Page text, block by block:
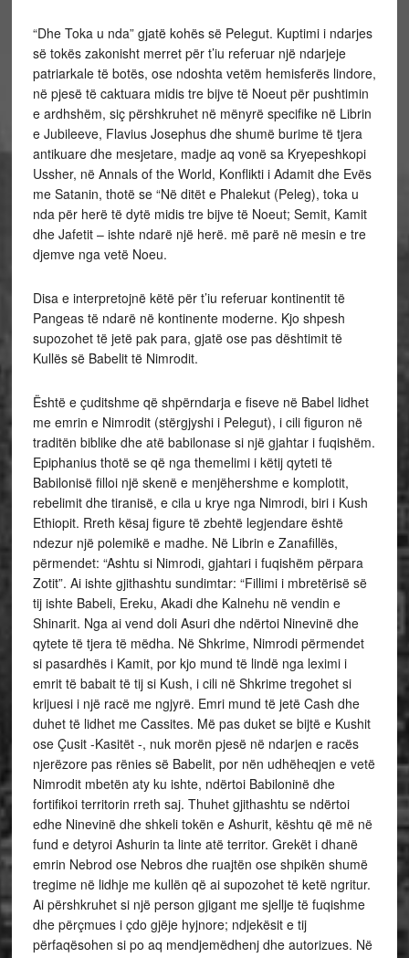
“Dhe Toka u nda” gjatë kohës së Pelegut. Kuptimi i ndarjes
së tokës zakonisht merret për t’iu referuar një ndarjeje
patriarkale të botës, ose ndoshta vetëm hemisferës lindore,
në pjesë të caktuara midis tre bijve të Noeut për pushtimin
e ardhshëm, siç përshkruhet në mënyrë specifike në Librin
e Jubileeve, Flavius ​​Josephus dhe shumë burime të tjera
antikuare dhe mesjetare, madje aq vonë sa Kryepeshkopi
Ussher, në Annals of the World, Konflikti i Adamit dhe Evës
me Satanin, thotë se “Në ditët e Phalekut (Peleg), toka u
nda për herë të dytë midis tre bijve të Noeut; Semit, Kamit
dhe Jafetit – ishte ndarë një herë. më parë në mesin e tre
djemve nga vetë Noeu.
Disa e interpretojnë këtë për t’iu referuar kontinentit të
Pangeas të ndarë në kontinente moderne. Kjo shpesh
supozohet të jetë pak para, gjatë ose pas dështimit të
Kullës së Babelit të Nimrodit.
Është e çuditshme që shpërndarja e fiseve në Babel lidhet
me emrin e Nimrodit (stërgjyshi i Pelegut), i cili figuron në
traditën biblike dhe atë babilonase si një gjahtar i fuqishëm.
Epiphanius thotë se që nga themelimi i këtij qyteti të
Babilonisë filloi një skenë e menjëhershme e komplotit,
rebelimit dhe tiranisë, e cila u krye nga Nimrodi, biri i Kush
Ethiopit. Rreth kësaj figure të zbehtë legjendare është
ndezur një polemikë e madhe. Në Librin e Zanafillës,
përmendet: “Ashtu si Nimrodi, gjahtari i fuqishëm përpara
Zotit”. Ai ishte gjithashtu sundimtar: “Fillimi i mbretërisë së
tij ishte Babeli, Ereku, Akadi dhe Kalnehu në vendin e
Shinarit. Nga ai vend doli Asuri dhe ndërtoi Ninevinë dhe
qytete të tjera të mëdha. Në Shkrime, Nimrodi përmendet
si pasardhës i Kamit, por kjo mund të lindë nga leximi i
emrit të babait të tij si Kush, i cili në Shkrime tregohet si
krijuesi i një racë me ngjyrë. Emri mund të jetë Cash dhe
duhet të lidhet me Cassites. Më pas duket se bijtë e Kushit
ose Çusit -Kasitët -, nuk morën pjesë në ndarjen e racës
njerëzore pas rënies së Babelit, por nën udhëheqjen e vetë
Nimrodit mbetën aty ku ishte, ndërtoi Babiloninë dhe
fortifikoi territorin rreth saj. Thuhet gjithashtu se ndërtoi
edhe Ninevinë dhe shkeli tokën e Ashurit, kështu që më në
fund e detyroi Ashurin ta linte atë territor. Grekët i dhanë
emrin Nebrod ose Nebros dhe ruajtën ose shpikën shumë
tregime në lidhje me kullën që ai supozohet të ketë ngritur.
Ai përshkruhet si një person gjigant me sjellje të fuqishme
dhe përçmues i çdo gjëje hyjnore; ndjekësit e tij
përfaqësohen si po aq mendjemëdhenj dhe autorizues. Në